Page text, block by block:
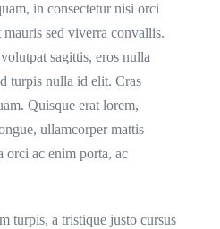
in consectetur nisi orci
sed viverra convallis.
sagittis, eros nulla
turpis nulla id elit. Cras
Quisque erat lorem,
ullamcorper mattis
orci ac enim porta, ac
turpis, a tristique justo cursus